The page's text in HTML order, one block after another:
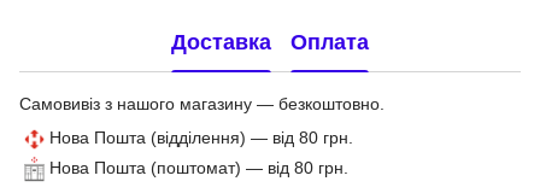
Доставка Оплата
Самовивіз з нашого магазину — безкоштовно.
Нова Пошта (відділення) — від 80 грн.
Нова Пошта (поштомат) — від 80 грн.